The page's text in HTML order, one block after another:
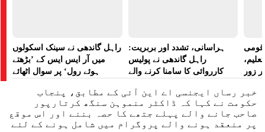
راہل گاندھی نے سینک اسکولوں
میں آر ایس ایس کے ’بڑھتے
ہوئے رول‘ پر سوال اٹھائے
ہراسانی، تشدد اور بربریت:
راہل گاندھی نے پولیس
کارروائی کا سامنا کرنے والے
قومی
زور
خبر رساں ایجنسی اے این آئی کے مطابق، پنجاب
حکومت نے کہا کہ ڈاکٹر منموہن سنگھ کرتارپور
صاحب جانے والے پہلے جتھے کا حصہ بننے اور اس موقع
پر منعقد ہونے والے پروگرام میں شامل ہونے کے لئے